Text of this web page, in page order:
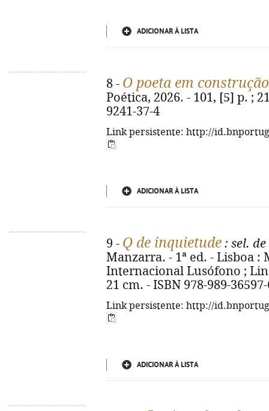
ADICIONAR À LISTA
8 - O poeta em construção
Poética, 2026. - 101, [5] p. ;
9241-37-4
Link persistente: http://
ADICIONAR À LISTA
9 - Q de inquietude : sel.
Manzarra. - 1ª ed. - Lisboa
Internacional Lusófono ;
21 cm. - ISBN 978-989-
Link persistente: http://
ADICIONAR À LISTA